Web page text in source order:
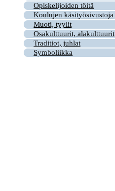
Opiskelijoiden töitä
Koulujen käsityösivustoja
Muoti, tyylit
Osakulttuurit, alakulttuurit
Traditiot, juhlat
Symboliikka